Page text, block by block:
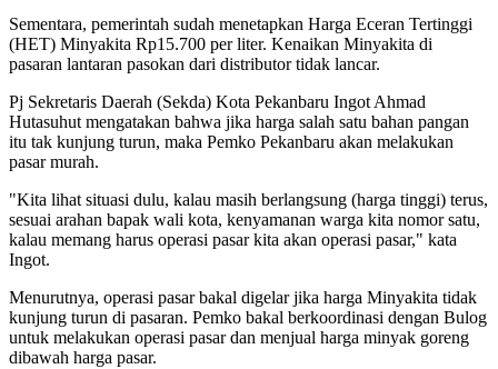
Sementara, pemerintah sudah menetapkan Harga Eceran Tertinggi
(HET) Minyakita Rp15.700 per liter. Kenaikan Minyakita di
pasaran lantaran pasokan dari distributor tidak lancar.
Pj Sekretaris Daerah (Sekda) Kota Pekanbaru Ingot Ahmad
Hutasuhut mengatakan bahwa jika harga salah satu bahan pangan
itu tak kunjung turun, maka Pemko Pekanbaru akan melakukan
pasar murah.
"Kita lihat situasi dulu, kalau masih berlangsung (harga tinggi) terus,
sesuai arahan bapak wali kota, kenyamanan warga kita nomor satu,
kalau memang harus operasi pasar kita akan operasi pasar," kata
Ingot.
Menurutnya, operasi pasar bakal digelar jika harga Minyakita tidak
kunjung turun di pasaran. Pemko bakal berkoordinasi dengan Bulog
untuk melakukan operasi pasar dan menjual harga minyak goreng
dibawah harga pasar.